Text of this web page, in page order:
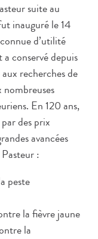
suite au
inauguré le 14
d’utilité
conservé depuis
recherches de
En 120 ans,
des prix
avancées
:
peste
la fièvre jaune
la